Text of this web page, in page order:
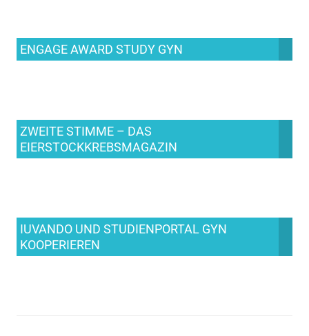
ENGAGE AWARD STUDY GYN
ZWEITE STIMME – DAS
EIERSTOCKKREBSMAGAZIN
IUVANDO UND STUDIENPORTAL GYN
KOOPERIEREN